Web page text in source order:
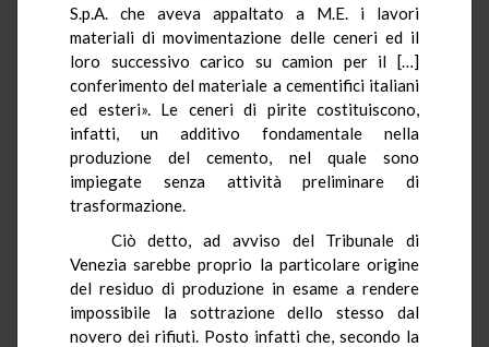
S.p.A. che aveva appaltato a M.E. i lavori
materiali di movimentazione delle ceneri ed il
loro successivo carico su camion per il […]
conferimento del materiale a cementifici italiani
ed esteri». Le ceneri di pirite costituiscono,
infatti, un additivo fondamentale nella
produzione del cemento, nel quale sono
impiegate senza attività preliminare di
trasformazione.
Ciò detto, ad avviso del Tribunale di
Venezia sarebbe proprio la particolare origine
del residuo di produzione in esame a rendere
impossibile la sottrazione dello stesso dal
novero dei rifiuti. Posto infatti che, secondo la